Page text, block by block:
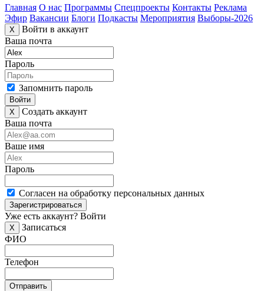
Главная О нас Программы Спецпроекты Контакты Реклама
Эфир Вакансии Блоги Подкасты Мероприятия Выборы-2026
X
Войти в аккаунт
Ваша почта
Пароль
Запомнить пароль
Войти
X
Создать аккаунт
Ваша почта
Ваше имя
Пароль
Согласен на обработку персональных данных
Зарегистрироваться
Уже есть аккаунт? Войти
X
Записаться
ФИО
Телефон
Отправить